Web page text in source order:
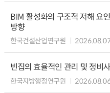
BIM 활성화의 구조적 저해 요
방향
한국건설산업연구원
빈집의 효율적인 관리 및 정비
한국지방행정연구원